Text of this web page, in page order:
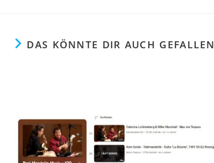
DAS KÖNNTE DIR AUCH GEFALLEN